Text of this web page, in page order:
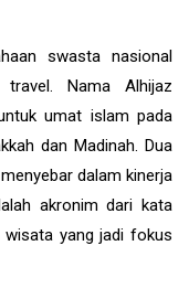
swasta nasional
Nama Alhijaz
umat islam pada
dan Madinah. Dua
dalam kinerja
akronim dari kata
wisata yang jadi fokus